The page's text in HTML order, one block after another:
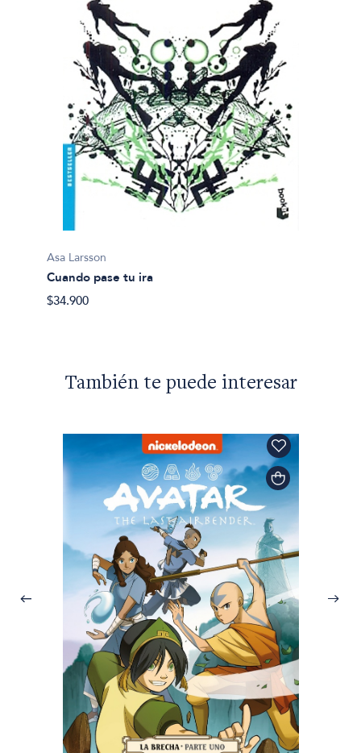
Asa Larsson
Cuando pase tu ira
$34.900
También te puede interesar